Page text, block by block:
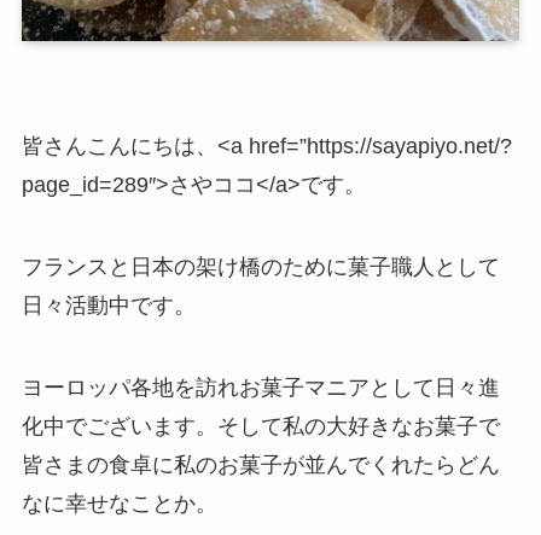
皆さんこんにちは、<a href=”https://sayapiyo.net/?
page_id=289″>さやココ</a>です。
フランスと日本の架け橋のために菓子職人として
日々活動中です。
ヨーロッパ各地を訪れお菓子マニアとして日々進
化中でございます。そして私の大好きなお菓子で
皆さまの食卓に私のお菓子が並んでくれたらどん
なに幸せなことか。